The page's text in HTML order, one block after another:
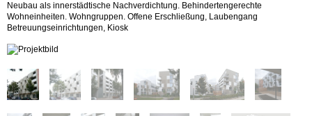
Neubau als innerstädtische Nachverdichtung. Behindertengerechte
Wohneinheiten. Wohngruppen. Offene Erschließung, Laubengang
Betreuungseinrichtungen, Kiosk